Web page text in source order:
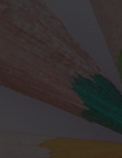
ACADEMIC
STUDENT